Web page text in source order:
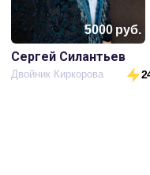
5000руб.
Сергей Силантьев
Двойник Киркорова